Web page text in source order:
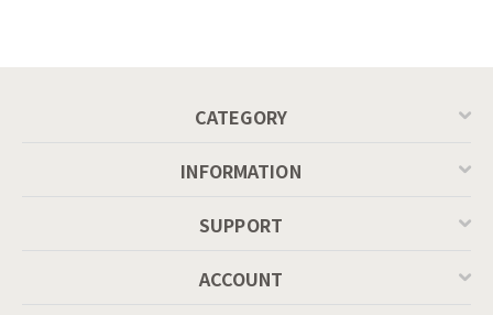
CATEGORY
INFORMATION
SUPPORT
ACCOUNT